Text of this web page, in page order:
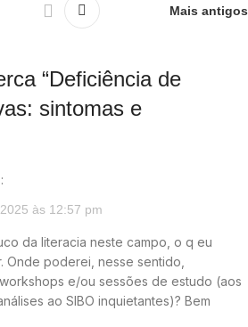
Mais antigos
“Deficiência de
sintomas e
às 12:57 pm
da literacia neste campo, o q eu
Onde poderei, nesse sentido,
e/ou sessões de estudo (aos
ao SIBO inquietantes)? Bem